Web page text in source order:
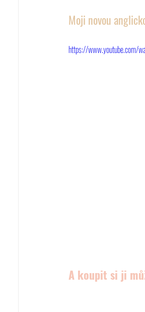
Moji novou
https://www.youtube.com/
A koupit si ji